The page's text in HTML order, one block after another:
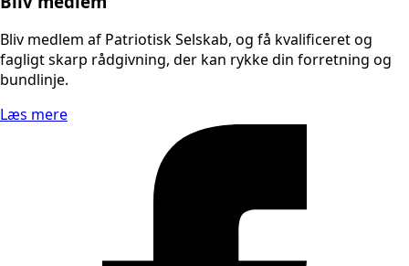
Bliv medlem af Patriotisk Selskab, og få kvalificeret og
fagligt skarp rådgivning, der kan rykke din forretning og
bundlinje.
Læs mere